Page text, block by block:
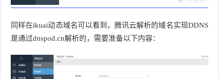
同样在ikuai动态域名可以看到，腾讯云解析的域名实现DDNS
是通过dnspod.cn解析的，需要准备以下内容：